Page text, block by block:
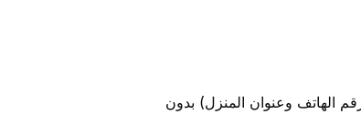
الهاتف وعنوان المنزل) بدون